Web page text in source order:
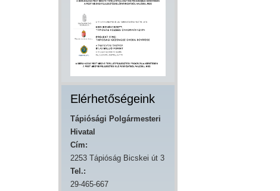
Elérhetőségeink
Tápiósági Polgármesteri
Hivatal
Cím:
2253 Tápióság Bicskei út 3
Tel.:
29-465-667